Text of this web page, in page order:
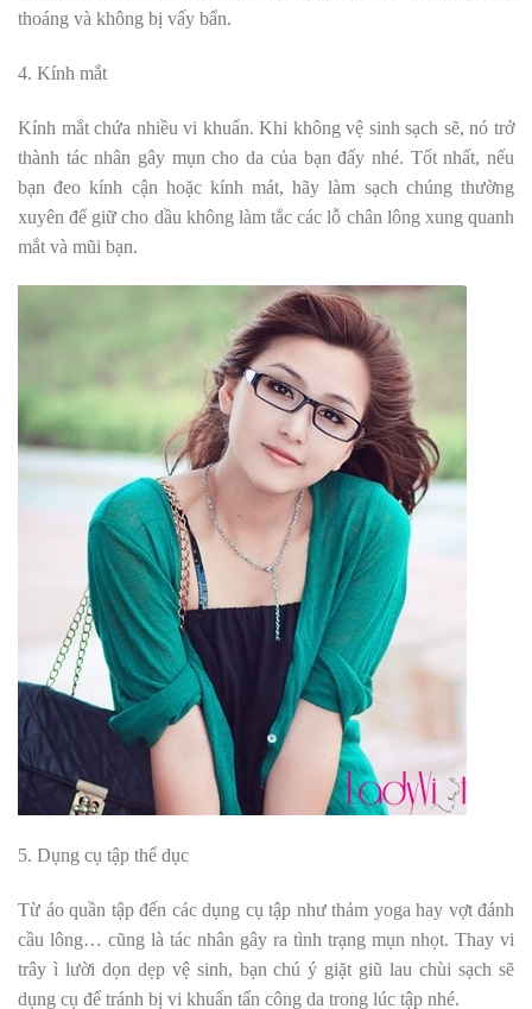
thoáng và không bị vấy bẩn.
4. Kính mắt
Kính mắt chứa nhiều vi khuẩn. Khi không vệ sinh sạch sẽ, nó trở
thành tác nhân gây mụn cho da của bạn đấy nhé. Tốt nhất, nếu
bạn đeo kính cận hoặc kính mát, hãy làm sạch chúng thường
xuyên để giữ cho dầu không làm tắc các lỗ chân lông xung quanh
mắt và mũi bạn.
5. Dụng cụ tập thể dục
Từ áo quần tập đến các dụng cụ tập như thảm yoga hay vợt đánh
cầu lông… cũng là tác nhân gây ra tình trạng mụn nhọt. Thay vi
trây ì lười dọn dẹp vệ sinh, bạn chú ý giặt giũ lau chùi sạch sẽ
dụng cụ để tránh bị vi khuẩn tấn công da trong lúc tập nhé.